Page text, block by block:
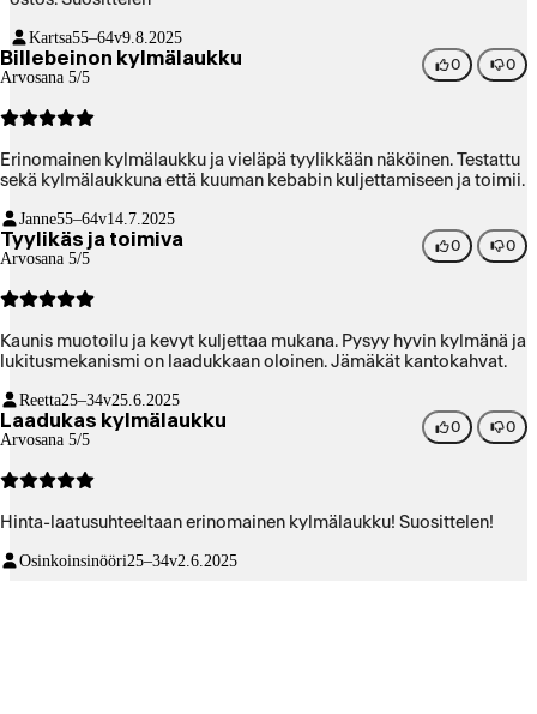
Kartsa55–64v9.8.2025
Billebeinon kylmälaukku
Arvosana 5/5
0 0
Erinomainen kylmälaukku ja vieläpä tyylikkään näköinen. Testattu
sekä kylmälaukkuna että kuuman kebabin kuljettamiseen ja toimii.
Janne55–64v14.7.2025
Tyylikäs ja toimiva
Arvosana 5/5
0 0
Kaunis muotoilu ja kevyt kuljettaa mukana. Pysyy hyvin kylmänä ja
lukitusmekanismi on laadukkaan oloinen. Jämäkät kantokahvat.
Reetta25–34v25.6.2025
Laadukas kylmälaukku
Arvosana 5/5
0 0
Hinta-laatusuhteeltaan erinomainen kylmälaukku! Suosittelen!
Osinkoinsinööri25–34v2.6.2025